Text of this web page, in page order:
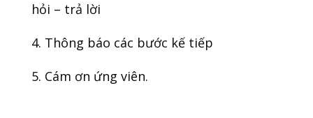
hỏi – trả lời
4. Thông báo các bước kế tiếp
5. Cám ơn ứng viên.